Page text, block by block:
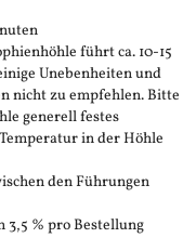
führt ca. 10-15
Unebenheiten und
nicht zu empfehlen. Bitte
generell festes
in der Höhle
den Führungen
3,5 % pro Bestellung